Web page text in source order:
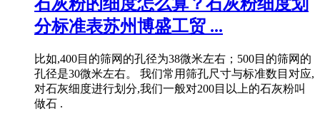
分标准表苏州博盛工贸 ...
比如,400目的筛网的孔径为38微米左右；500目的筛网的
孔径是30微米左右。 我们常用筛孔尺寸与标准数目对应,
对石灰细度进行划分,我们一般对200目以上的石灰粉叫
做石 .